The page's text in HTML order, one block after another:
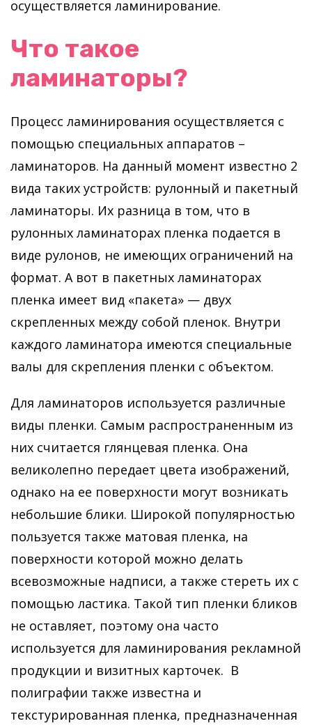
осуществляется ламинирование.
Что такое
ламинаторы?
Процесс ламинирования осуществляется с
помощью специальных аппаратов –
ламинаторов. На данный момент известно 2
вида таких устройств: рулонный и пакетный
ламинаторы. Их разница в том, что в
рулонных ламинаторах пленка подается в
виде рулонов, не имеющих ограничений на
формат. А вот в пакетных ламинаторах
пленка имеет вид «пакета» — двух
скрепленных между собой пленок. Внутри
каждого ламинатора имеются специальные
валы для скрепления пленки с объектом.
Для ламинаторов используется различные
виды пленки. Самым распространенным из
них считается глянцевая пленка. Она
великолепно передает цвета изображений,
однако на ее поверхности могут возникать
небольшие блики. Широкой популярностью
пользуется также матовая пленка, на
поверхности которой можно делать
всевозможные надписи, а также стереть их с
помощью ластика. Такой тип пленки бликов
не оставляет, поэтому она часто
используется для ламинирования рекламной
продукции и визитных карточек. В
полиграфии также известна и
текстурированная пленка, предназначенная